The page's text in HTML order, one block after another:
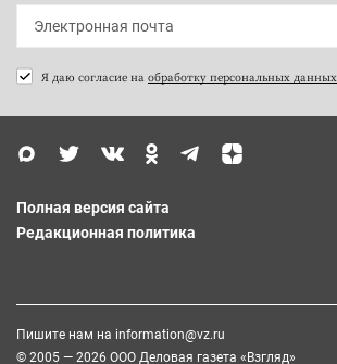
Я даю согласие на обработку персональных данных
Полная версия сайта
Редакционная политика
Пишите нам на information@vz.ru
© 2005 — 2026 ООО Деловая газета «Взгляд»